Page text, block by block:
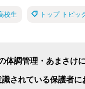
校生 トップ トピッ
体調管理・あまさけ
されている保護者に